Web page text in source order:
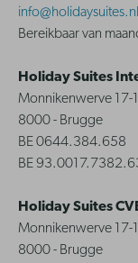
info@holidaysuites.nl
Bereikbaar van
Holiday Suites
Monnikenwerve 17-
8000 - Brugge
BE 0644.384.658
BE
Holiday Suites
Monnikenwerve 17-
8000 - Brugge